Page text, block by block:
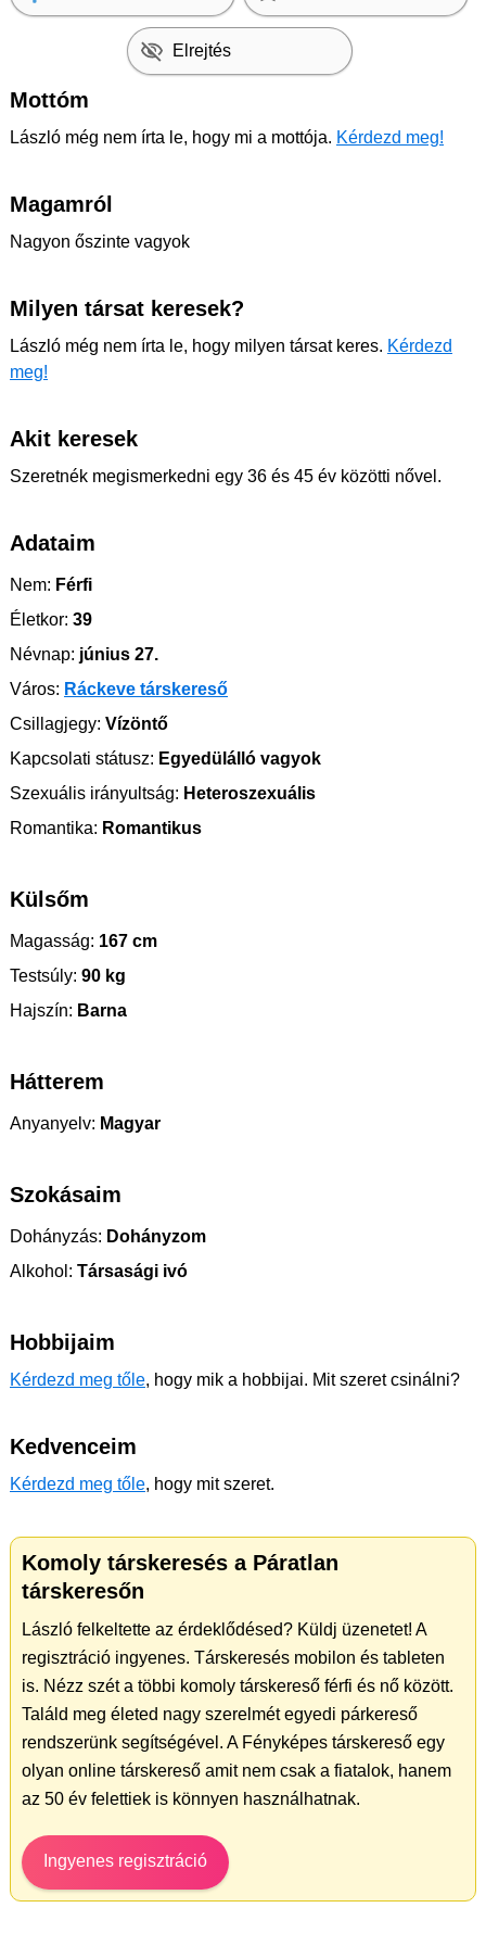
Elrejtés
Mottóm
László még nem írta le, hogy mi a mottója. Kérdezd meg!
Magamról
Nagyon őszinte vagyok
Milyen társat keresek?
László még nem írta le, hogy milyen társat keres. Kérdezd
meg!
Akit keresek
Szeretnék megismerkedni egy 36 és 45 év közötti nővel.
Adataim
Nem: Férfi
Életkor: 39
Névnap: június 27.
Város: Ráckeve társkereső
Csillagjegy: Vízöntő
Kapcsolati státusz: Egyedülálló vagyok
Szexuális irányultság: Heteroszexuális
Romantika: Romantikus
Külsőm
Magasság: 167 cm
Testsúly: 90 kg
Hajszín: Barna
Hátterem
Anyanyelv: Magyar
Szokásaim
Dohányzás: Dohányzom
Alkohol: Társasági ivó
Hobbijaim
Kérdezd meg tőle, hogy mik a hobbijai. Mit szeret csinálni?
Kedvenceim
Kérdezd meg tőle, hogy mit szeret.
Komoly társkeresés a Páratlan
társkeresőn
László felkeltette az érdeklődésed? Küldj üzenetet! A
regisztráció ingyenes. Társkeresés mobilon és tableten
is. Nézz szét a többi komoly társkereső férfi és nő között.
Találd meg életed nagy szerelmét egyedi párkereső
rendszerünk segítségével. A Fényképes társkereső egy
olyan online társkereső amit nem csak a fiatalok, hanem
az 50 év felettiek is könnyen használhatnak.
Ingyenes regisztráció